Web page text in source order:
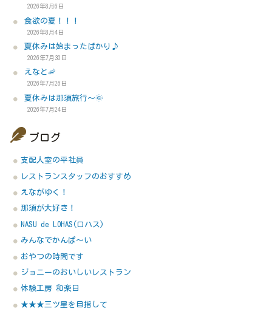
2026年8月6日
食欲の夏！！！
2026年8月4日
夏休みは始まったばかり♪
2026年7月30日
えなと🦐
2026年7月26日
夏休みは那須旅行～🌞
2026年7月24日
ブログ
支配人室の平社員
レストランスタッフのおすすめ
えながゆく！
那須が大好き！
NASU de LOHAS(ロハス)
みんなでかんぱ～い
おやつの時間です
ジョニーのおいしいレストラン
体験工房 和楽日
★★★三ツ星を目指して